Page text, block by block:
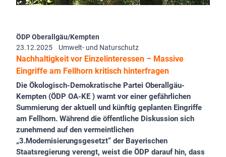
ÖDP Oberallgäu/Kempten
23.12.2025
Umwelt- und Naturschutz
Nachhaltigkeit vor Einzelinteressen – Massive
Eingriffe am Fellhorn kritisch hinterfragen
Die Ökologisch-Demokratische Partei Oberallgäu-
Kempten (ÖDP OA-KE ) warnt vor einer gefährlichen
Summierung der aktuell und künftig geplanten Eingriffe
am Fellhorn. Während die öffentliche Diskussion sich
zunehmend auf den vermeintlichen
„3.Modernisierungsgesetzt“ der Bayerischen
Staatsregierung verengt, weist die ÖDP darauf hin, dass